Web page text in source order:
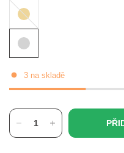
Zlatá
3 na skladě